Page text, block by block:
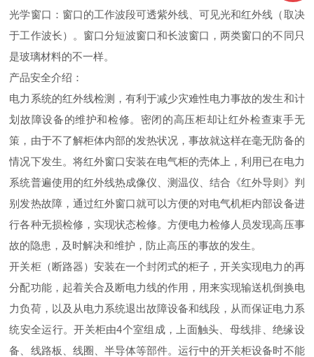
光学窗口：窗口的工作波段可透紫外线、可见光和红外线（取决
于工作波长）。窗口分短波窗口和长波窗口，两类窗口的不同只
是玻璃材料的不一样。
产品安全介绍：
电力系统的红外线检测，有利于减少灾难性电力事故的发生和计
划故障设备的维护和检修。密闭的高压柜却让红外检查束手无
策，由于不了解柜体内部的发热状况，事故就这样在毫无防备的
情况下发生。将红外窗口安装在电气柜的壳体上，利用已在电力
系统普遍使用的红外线热成像仪、测温仪、结合《红外导则》判
别发热故障，通过红外窗口就可以方便的对电气机柜内部设备进
行各种无损检修，实现状态检修。方便电力检修人员发现高压事
故的隐患，及时解决和维护，防止高压的事故的发生。
开关柜（断路器）安装在一个封闭式的柜子，开关实现电力的再
分配功能，起着关合及断电力线的作用，用来实现输送机倒换电
力负荷，以及从电力系统退出故障设备和线段，从而保证电力系
统安全运行。开关柜由4个室组成，上面触头、母线排、绝缘设
备、线路板、线圈、半导体等部件。运行中的开关柜设备时不能